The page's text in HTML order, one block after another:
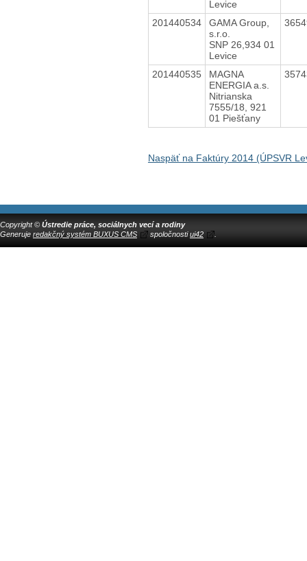
Levice
201440534
GAMA Group,
s.r.o.
SNP 26,934 01
Levice
201440535
MAGNA
ENERGIA a.s.
Nitrianska
7555/18, 921
01 Piešťany
Naspäť na Faktúry 2014 (ÚPSVR
Copyright © Ústredie práce, sociálnych vecí a rodiny
Generuje redakčný systém BUXUS CMS spoločnostiui42